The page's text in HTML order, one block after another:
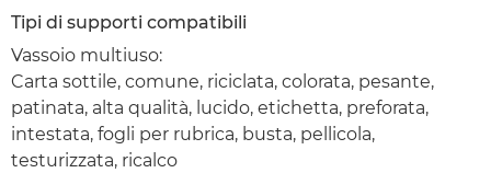
Tipi di supporti compatibili
Vassoio multiuso:
Carta sottile, comune, riciclata, colorata, pesante,
patinata, alta qualità, lucido, etichetta, preforata,
intestata, fogli per rubrica, busta, pellicola,
testurizzata, ricalco